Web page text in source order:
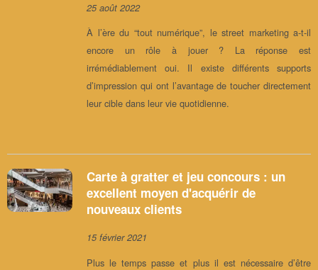
25 août 2022
À l’ère du “tout numérique”, le street marketing a-t-il
encore un rôle à jouer ? La réponse est
irrémédiablement oui. Il existe différents supports
d’impression qui ont l’avantage de toucher directement
leur cible dans leur vie quotidienne.
Carte à gratter et jeu concours : un
excellent moyen d'acquérir de
nouveaux clients
15 février 2021
Plus le temps passe et plus il est nécessaire d’être